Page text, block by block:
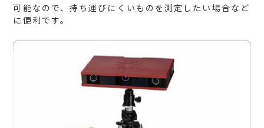
可能なので、持ち運びにくいものを測定したい場合など
に便利です。